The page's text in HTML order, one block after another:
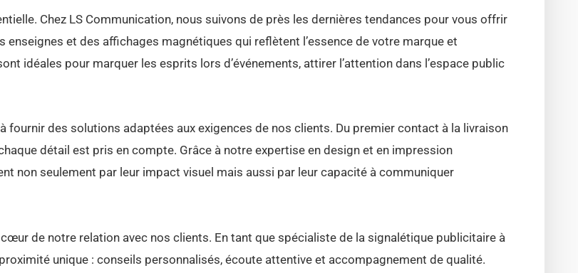
Chez LS Communication, nous suivons de près les dernières tendances pour vous offrir
et des affichages magnétiques qui reflètent l’essence de votre marque et
idéales pour marquer les esprits lors d’événements, attirer l’attention dans l’espace public
fournir des solutions adaptées aux exigences de nos clients. Du premier contact à la livraison
détail est pris en compte. Grâce à notre expertise en design et en impression
non seulement par leur impact visuel mais aussi par leur capacité à communiquer
de notre relation avec nos clients. En tant que spécialiste de la signalétique publicitaire à
unique : conseils personnalisés, écoute attentive et accompagnement de qualité.